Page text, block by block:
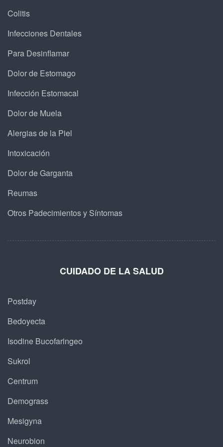
Colitis
Infecciones Dentales
Para Desinflamar
Dolor de Estomago
Infección Estomacal
Dolor de Muela
Alergias de la Piel
Intoxicación
Dolor de Garganta
Reumas
Otros Padecimientos y Síntomas
CUIDADO DE LA SALUD
Postday
Bedoyecta
Isodine Bucofaringeo
Sukrol
Centrum
Demograss
Mesigyna
Neurobion